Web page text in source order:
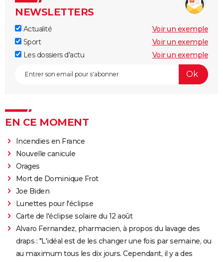
NEWSLETTERS
Actualité
Voir un exemple
Sport
Voir un exemple
Les dossiers d'actu
Voir un exemple
EN CE MOMENT
Incendies en France
Nouvelle canicule
Orages
Mort de Dominique Frot
Joe Biden
Lunettes pour l'éclipse
Carte de l'éclipse solaire du 12 août
Alvaro Fernandez, pharmacien, à propos du lavage des
draps : "L'idéal est de les changer une fois par semaine, ou
au maximum tous les dix jours. Cependant, il y a des